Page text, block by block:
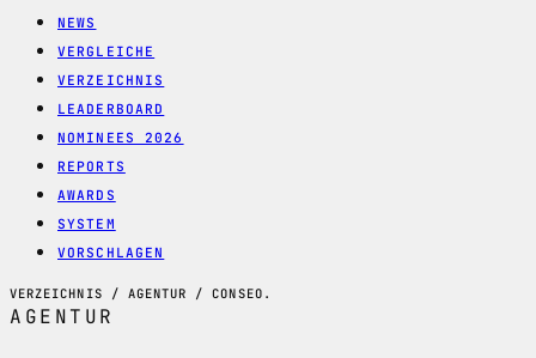
NEWS
VERGLEICHE
VERZEICHNIS
LEADERBOARD
NOMINEES 2026
REPORTS
AWARDS
SYSTEM
VORSCHLAGEN
VERZEICHNIS / AGENTUR / CONSEO.
AGENTUR